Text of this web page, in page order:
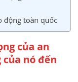
động toàn quốc
của an
nó đến